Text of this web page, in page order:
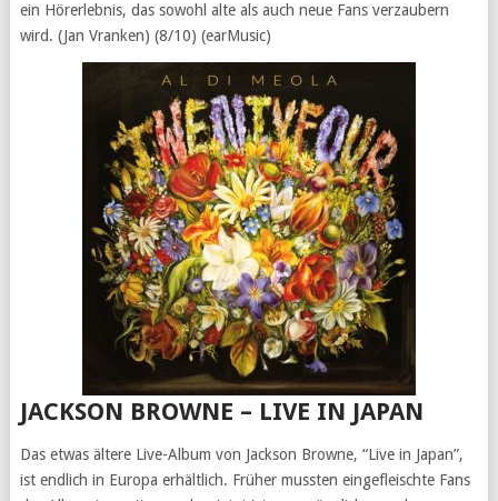
ein Hörerlebnis, das sowohl alte als auch neue Fans verzaubern
wird. (Jan Vranken) (8/10) (earMusic)
JACKSON BROWNE – LIVE IN JAPAN
Das etwas ältere Live-Album von Jackson Browne, “Live in Japan”,
ist endlich in Europa erhältlich. Früher mussten eingefleischte Fans